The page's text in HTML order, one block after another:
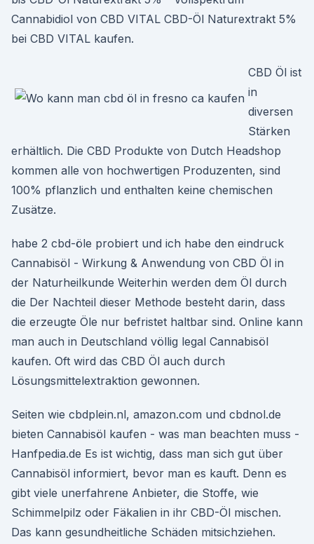
Cannabidiol von CBD VITAL CBD-Öl Naturextrakt 5%
bei CBD VITAL kaufen.
CBD Öl ist
in
diversen
Stärken
erhältlich. Die CBD Produkte von Dutch Headshop
kommen alle von hochwertigen Produzenten, sind
100% pflanzlich und enthalten keine chemischen
Zusätze.
habe 2 cbd-öle probiert und ich habe den eindruck
Cannabisöl - Wirkung & Anwendung von CBD Öl in
der Naturheilkunde Weiterhin werden dem Öl durch
die Der Nachteil dieser Methode besteht darin, dass
die erzeugte Öle nur befristet haltbar sind. Online kann
man auch in Deutschland völlig legal Cannabisöl
kaufen. Oft wird das CBD Öl auch durch
Lösungsmittelextraktion gewonnen.
Seiten wie cbdplein.nl, amazon.com und cbdnol.de
bieten Cannabisöl kaufen - was man beachten muss -
Hanfpedia.de Es ist wichtig, dass man sich gut über
Cannabisöl informiert, bevor man es kauft. Denn es
gibt viele unerfahrene Anbieter, die Stoffe, wie
Schimmelpilz oder Fäkalien in ihr CBD-Öl mischen.
Das kann gesundheitliche Schäden mitsichziehen.